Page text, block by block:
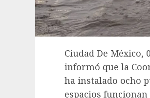
Ciudad De México,
informó que la
ha instalado ocho
espacios